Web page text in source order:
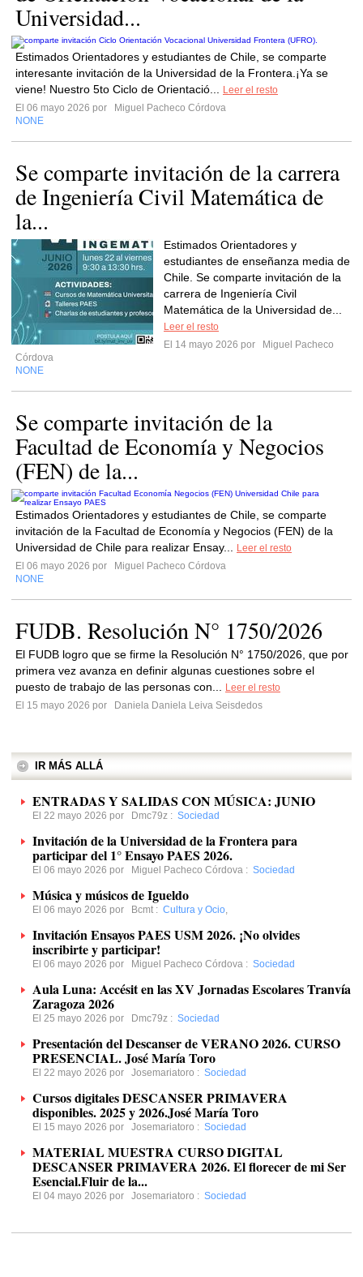
Universidad...
Estimados Orientadores y estudiantes de Chile, se comparte
interesante invitación de la Universidad de la Frontera.¡Ya se
viene! Nuestro 5to Ciclo de Orientació...
Leer el resto
El 06 mayo 2026 por
Miguel Pacheco Córdova
NONE
Se comparte invitación de la carrera
de Ingeniería Civil Matemática de
la...
Estimados Orientadores y
estudiantes de enseñanza media de
Chile. Se comparte invitación de la
carrera de Ingeniería Civil
Matemática de la Universidad de...
Leer el resto
El 14 mayo 2026 por
Miguel Pacheco
Córdova
NONE
Se comparte invitación de la
Facultad de Economía y Negocios
(FEN) de la...
Estimados Orientadores y estudiantes de Chile, se comparte
invitación de la Facultad de Economía y Negocios (FEN) de la
Universidad de Chile para realizar Ensay...
Leer el resto
El 06 mayo 2026 por
Miguel Pacheco Córdova
NONE
FUDB. Resolución N° 1750/2026
El FUDB logro que se firme la Resolución N° 1750/2026, que por
primera vez avanza en definir algunas cuestiones sobre el
puesto de trabajo de las personas con...
Leer el resto
El 15 mayo 2026 por
Daniela Daniela Leiva Seisdedos
IR MÁS ALLÁ
ENTRADAS Y SALIDAS CON MÚSICA: JUNIO
El 22 mayo 2026 por Dmc79z : Sociedad
Invitación de la Universidad de la Frontera para
participar del 1° Ensayo PAES 2026.
El 06 mayo 2026 por Miguel Pacheco Córdova : Sociedad
Música y músicos de Igueldo
El 06 mayo 2026 por Bcmt : Cultura y Ocio,
Invitación Ensayos PAES USM 2026. ¡No olvides
inscribirte y participar!
El 06 mayo 2026 por Miguel Pacheco Córdova : Sociedad
Aula Luna: Accésit en las XV Jornadas Escolares Tranvía
Zaragoza 2026
El 25 mayo 2026 por Dmc79z : Sociedad
Presentación del Descanser de VERANO 2026. CURSO
PRESENCIAL. José María Toro
El 22 mayo 2026 por Josemariatoro : Sociedad
Cursos digitales DESCANSER PRIMAVERA
disponibles. 2025 y 2026.José María Toro
El 15 mayo 2026 por Josemariatoro : Sociedad
MATERIAL MUESTRA CURSO DIGITAL
DESCANSER PRIMAVERA 2026. El florecer de mi Ser
Esencial.Fluir de la...
El 04 mayo 2026 por Josemariatoro : Sociedad